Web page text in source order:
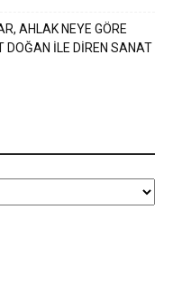
AHLAK NEYE GÖRE
DOĞAN İLE DİREN SANAT